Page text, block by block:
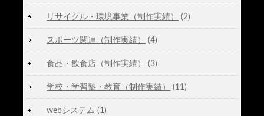
リサイクル・環境事業（制作実績） (2)
スポーツ関連（制作実績） (4)
食品・飲食店（制作実績） (3)
学校・学習塾・教育（制作実績） (11)
webシステム (1)